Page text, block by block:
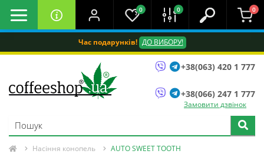
Час подарунків! ДО ВИБОРУ!
0 0 0
+38(063) 420 1 777
+38(066) 247 1 777
Замовити дзвінок
Насіння конопель AUTO SWEET TOOTH